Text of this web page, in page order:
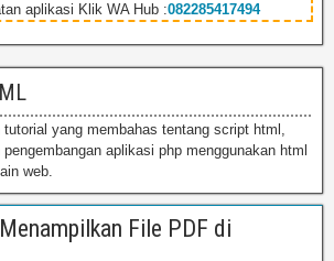
aplikasi Klik WA Hub :082285417494
yang membahas tentang script html,
aplikasi php menggunakan html
web.
File PDF di